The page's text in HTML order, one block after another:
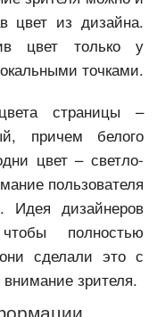
цвет из дизайна.
цвет только у
точками.
страницы –
причем белого
цвет – светло-
пользователя
Идея дизайнеров
полностью
сделали это с
зрителя.